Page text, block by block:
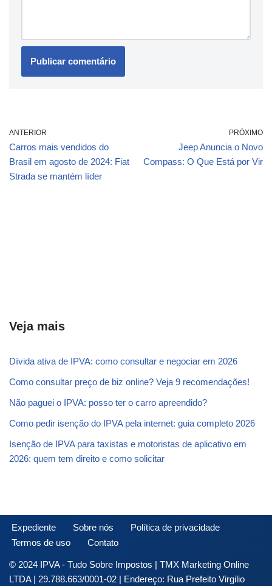
ANTERIOR
Carros mais vendidos do
Brasil em agosto de 2024: Fiat
Strada se mantém líder
PRÓXIMO
Jeep Anuncia o Novo
Compass: O Que Está por Vir
Veja mais
Dívida ativa de IPVA: como consultar e negociar em 2026
Como consultar preço de biz online? Veja 9 recomendações!
Não paguei o IPVA: posso ter o carro apreendido?
Como pedir isenção do IPVA pela internet: guia completo 2026
Isenção de IPVA para taxistas e motoristas de aplicativo em
2026: quem tem direito e como solicitar
Expediente Sobre nós
Política de privacidade
Termos de uso
Contato
© 2024 IPVA - Tudo Sobre Impostos | TMX Marketing Online
LTDA | 29.788.663/0001-02 | Endereço: Rua Prefeito Virgilio